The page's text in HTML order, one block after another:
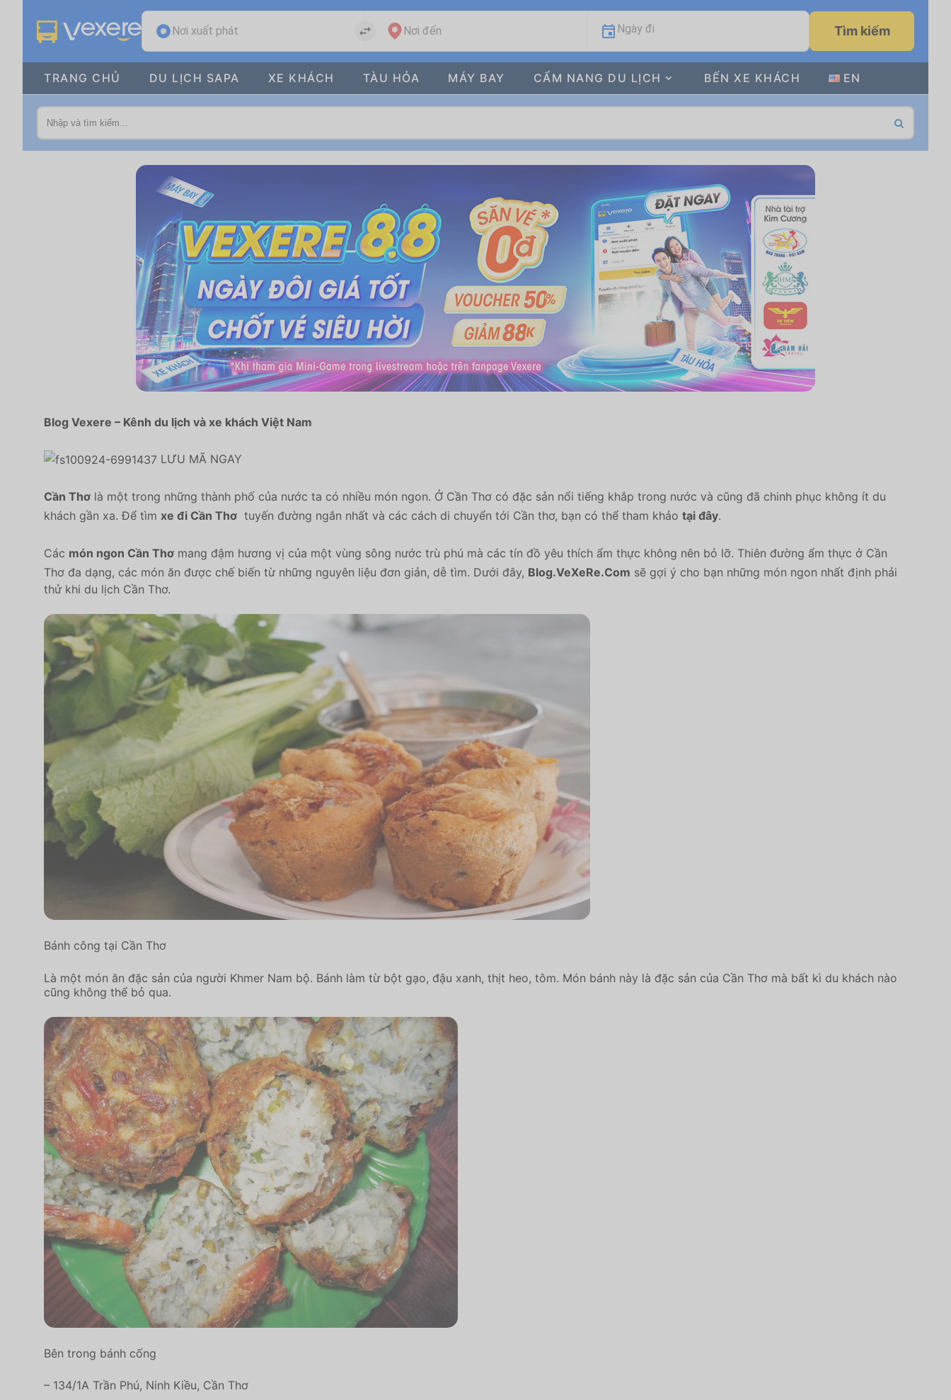
Nơi xuất phát Nơi đến Ngày đi Tìm kiếm
TRANG CHỦ DU LỊCH SAPA XE KHÁCH TÀU HỎA MÁY BAY CẨM NANG DU LỊCH BẾN XE KHÁCH EN
Blog Vexere – Kênh du lịch và xe khách Việt Nam
LƯU MÃ NGAY
Cần Thơ là một trong những thành phố của nước ta có nhiều món ngon. Ở Cần Thơ có đặc sản nổi tiếng khắp trong nước và cũng đã chinh phục không ít du
khách gần xa. Để tìm xe đi Cần Thơ tuyến đường ngắn nhất và các cách di chuyển tới Cần thơ, bạn có thể tham khảo tại đây.
Các món ngon Cần Thơ mang đậm hương vị của một vùng sông nước trù phú mà các tín đồ yêu thích ẩm thực không nên bỏ lỡ. Thiên đường ẩm thực ở Cần
Thơ đa dạng, các món ăn được chế biến từ những nguyên liệu đơn giản, dễ tìm. Dưới đây, Blog.VeXeRe.Com sẽ gợi ý cho bạn những món ngon nhất định phải
thử khi du lịch Cần Thơ.
Bánh công tại Cần Thơ
Là một món ăn đặc sản của người Khmer Nam bộ. Bánh làm từ bột gạo, đậu xanh, thịt heo, tôm. Món bánh này là đặc sản của Cần Thơ mà bất kì du khách nào
cũng không thể bỏ qua.
Bên trong bánh cống
– 134/1A Trần Phú, Ninh Kiều, Cần Thơ